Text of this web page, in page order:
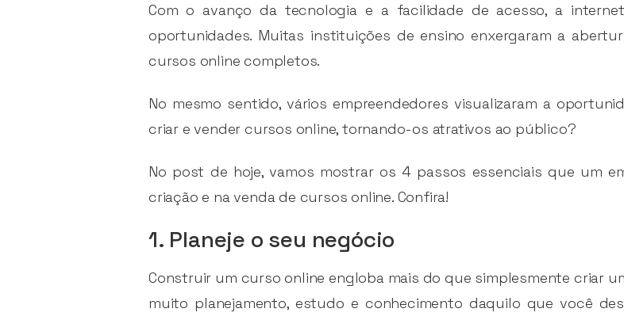
Com o avanço da tecnologia e a facilidade de acesso, a
oportunidades. Muitas instituições de ensino enxergaram a
cursos online completos.
No mesmo sentido, vários empreendedores visualizaram a
criar e vender cursos online, tornando-os atrativos ao público?
No post de hoje, vamos mostrar os 4 passos essenciais que um
criação e na venda de cursos online. Confira!
1. Planeje o seu negócio
Construir um curso online engloba mais do que simplesmente criar
muito planejamento, estudo e conhecimento daquilo que você